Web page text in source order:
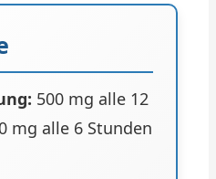
500 mg alle 12
mg alle 6 Stunden